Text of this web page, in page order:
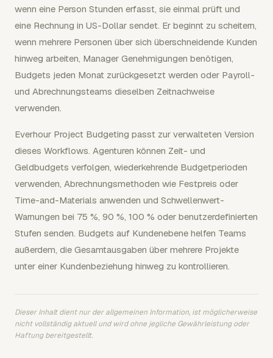
wenn eine Person Stunden erfasst, sie einmal prüft und
eine Rechnung in US-Dollar sendet. Er beginnt zu scheitern,
wenn mehrere Personen über sich überschneidende Kunden
hinweg arbeiten, Manager Genehmigungen benötigen,
Budgets jeden Monat zurückgesetzt werden oder Payroll-
und Abrechnungsteams dieselben Zeitnachweise
verwenden.
Everhour Project Budgeting passt zur verwalteten Version
dieses Workflows. Agenturen können Zeit- und
Geldbudgets verfolgen, wiederkehrende Budgetperioden
verwenden, Abrechnungsmethoden wie Festpreis oder
Time-and-Materials anwenden und Schwellenwert-
Warnungen bei 75 %, 90 %, 100 % oder benutzerdefinierten
Stufen senden. Budgets auf Kundenebene helfen Teams
außerdem, die Gesamtausgaben über mehrere Projekte
unter einer Kundenbeziehung hinweg zu kontrollieren.
Dieser Inhalt dient nur der allgemeinen Information, ist möglicherweise
nicht vollständig aktuell und wird ohne jegliche Gewährleistung oder
Haftung bereitgestellt.